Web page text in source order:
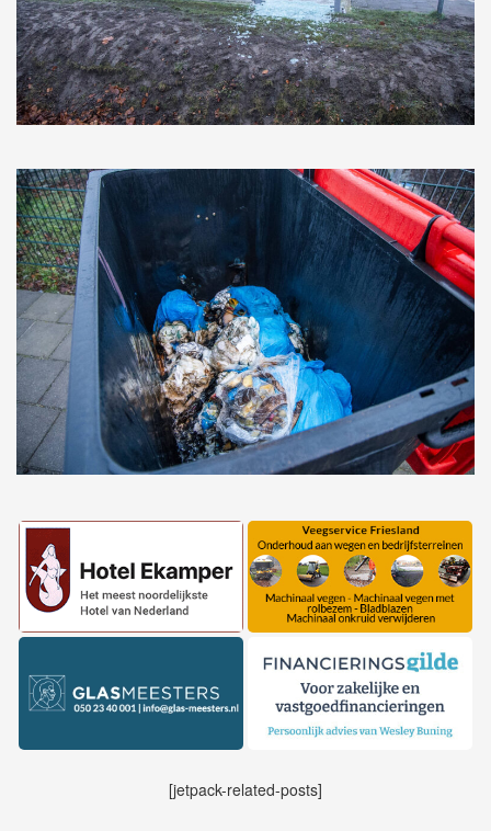
[jetpack-related-posts]